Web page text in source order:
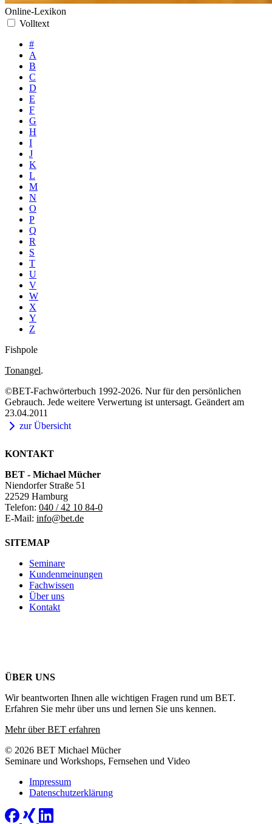
Online-Lexikon
Volltext
#
A
B
C
D
E
F
G
H
I
J
K
L
M
N
O
P
Q
R
S
T
U
V
W
X
Y
Z
Fishpole
Tonangel.
©BET-Fachwörterbuch 1992-2026. Nur für den persönlichen
Gebrauch. Jede weitere Verwertung ist untersagt. Geändert am
23.04.2011
zur Übersicht
KONTAKT
BET - Michael Mücher
Niendorfer Straße 51
22529 Hamburg
Telefon: 040 / 42 10 84-0
E-Mail: info@bet.de
SITEMAP
Seminare
Kundenmeinungen
Fachwissen
Über uns
Kontakt
ÜBER UNS
Wir beantworten Ihnen alle wichtigen Fragen rund um BET.
Erfahren Sie mehr über uns und lernen Sie uns kennen.
Mehr über BET erfahren
© 2026 BET Michael Mücher
Seminare und Workshops, Fernsehen und Video
Impressum
Datenschutzerklärung